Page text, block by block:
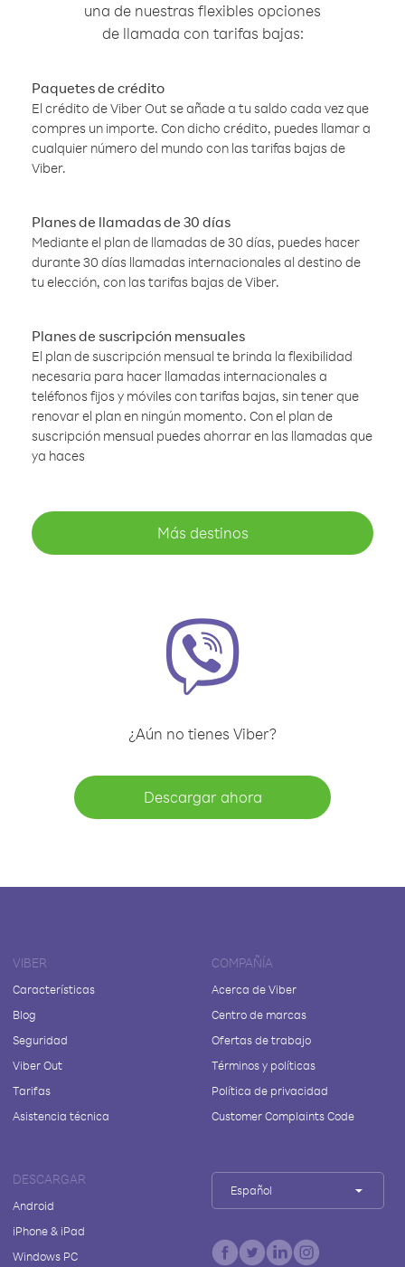
una de nuestras flexibles opciones
de llamada con tarifas bajas:
Paquetes de crédito
El crédito de Viber Out se añade a tu saldo cada vez que
compres un importe. Con dicho crédito, puedes llamar a
cualquier número del mundo con las tarifas bajas de
Viber.
Planes de llamadas de 30 días
Mediante el plan de llamadas de 30 días, puedes hacer
durante 30 días llamadas internacionales al destino de
tu elección, con las tarifas bajas de Viber.
Planes de suscripción mensuales
El plan de suscripción mensual te brinda la flexibilidad
necesaria para hacer llamadas internacionales a
teléfonos fijos y móviles con tarifas bajas, sin tener que
renovar el plan en ningún momento. Con el plan de
suscripción mensual puedes ahorrar en las llamadas que
ya haces
Más destinos
¿Aún no tienes Viber?
Descargar ahora
VIBER
Características
Blog
Seguridad
Viber Out
Tarifas
Asistencia técnica
COMPAÑÍA
Acerca de Viber
Centro de marcas
Ofertas de trabajo
Términos y políticas
Política de privacidad
Customer Complaints Code
DESCARGAR
Android
iPhone & iPad
Windows PC
Español